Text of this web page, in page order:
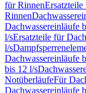
für Rinnen
Rinnen
Dachwassereinläufe
l/sErsatzteile für
l/s
Dachwassereinläufe
bis 12 l/s
NotüberläufeFür
Dachwassereinläufe